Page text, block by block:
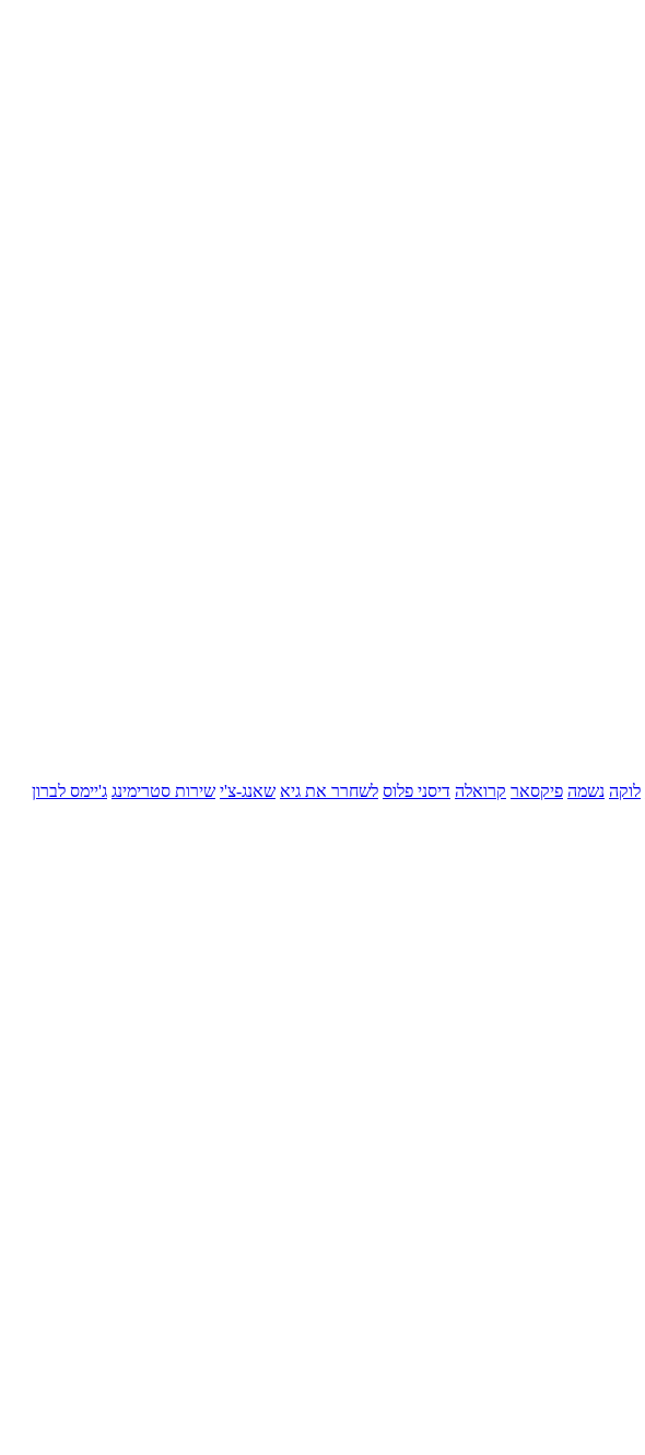
לוקה נשמה פיקסאר קרואלה דיסני פלוס לשחרר את גיא שאנג-צ'י שירות סטרימינג ג'יימס לברון